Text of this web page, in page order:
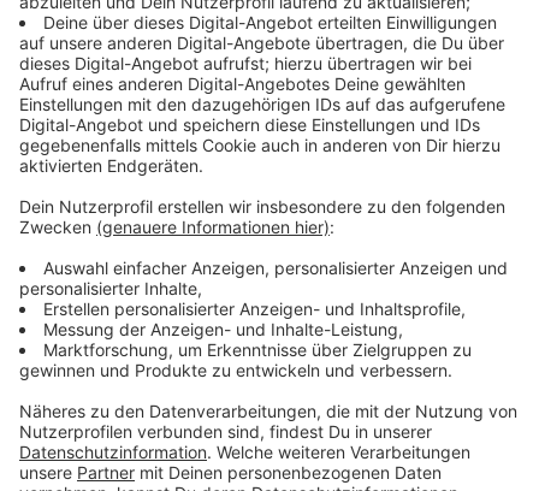
Weitere neue Baustelle an Wasserleitung
Anzeige
In Moers startet heute auch noch eine weitere Enni-
Baustelle. Eine wichtige Wasserleitung wird erneuert.
Vinzenzpark in der Innenstadt führt, ist aus den 70er
Jahren und entspricht nicht mehr den heutigen
Anforderungen. Deshalb wird sie ausgetauscht. Die
neue Leitung wird aus Kunststoff sein und durch ein
aufgewühlt werden muss. Der Verkehr auf den Straßen
bleibt größtenteils offen, nur an einigen Stellen, wie
der Humboldtstraße, wird es Sperrungen geben.